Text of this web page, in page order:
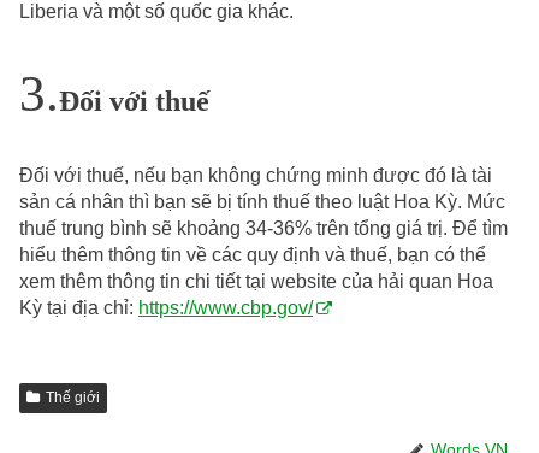
Liberia và một số quốc gia khác.
Đối với thuế
Đối với thuế, nếu bạn không chứng minh được đó là tài
sản cá nhân thì bạn sẽ bị tính thuế theo luật Hoa Kỳ. Mức
thuế trung bình sẽ khoảng 34-36% trên tổng giá trị. Để tìm
hiểu thêm thông tin về các quy định và thuế, bạn có thể
xem thêm thông tin chi tiết tại website của hải quan Hoa
Kỳ tại địa chỉ: https://www.cbp.gov/
Thế giới